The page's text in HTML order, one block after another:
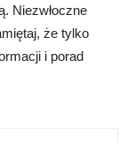
Niezwłoczne
że tylko
i porad